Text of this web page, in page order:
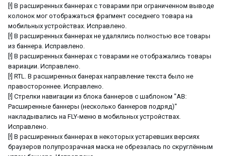
[!] В расширенных баннерах с товарами при ограниченном выводе
колонок мог отображаться фрагмент соседнего товара на
мобильных устройствах. Исправлено.
[!] В расширенных баннерах не удалялись полностью все товары
из баннера. Исправлено.
[!] В расширенных баннерах с товарами не отображались товары
вариации. Исправлено.
[!] RTL. В расширенных банерах направление текста было не
правостороннее. Исправлено.
[!] Стрелки навигации из блока баннеров с шаблоном "АВ:
Расширенные баннеры (несколько баннеров подряд)"
накладывались на FLY-меню в мобильных устройствах.
Исправлено.
[!] В расширенных баннерах в некоторых устаревших версиях
браузеров полупрозрачная маска не обрезалась по скруглённым